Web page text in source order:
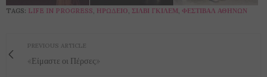
TAGS: LIFE IN PROGRESS, ΗΡΏΔΕΙΟ, ΣΙΛΒΊ ΓΚΙΛΈΜ, ΦΕΣΤΙΒΆΛ ΑΘΗΝΏΝ
PREVIOUS ARTICLE
«Είμαστε οι Πέρσες»